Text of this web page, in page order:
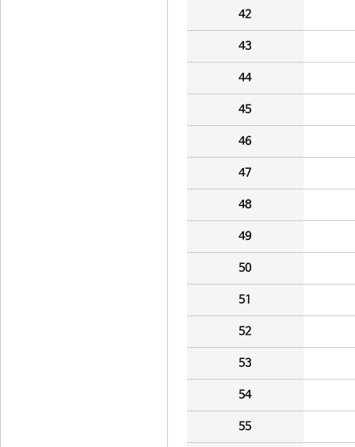
42
43
44
45
46
47
48
49
50
51
52
53
54
55